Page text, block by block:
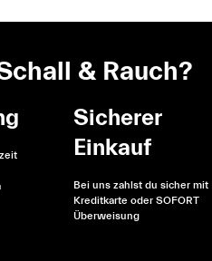
& Rauch?
Sicherer
Einkauf
Bei uns zahlst du sicher mit
Kreditkarte oder SOFORT
Überweisung